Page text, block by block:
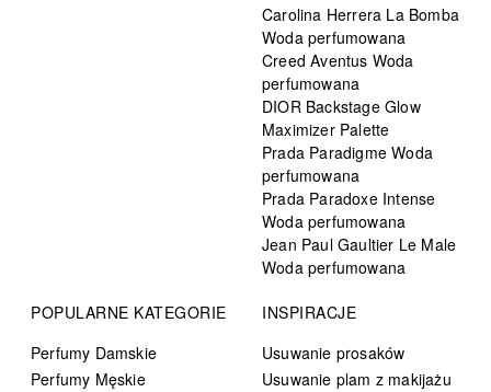
Carolina Herrera La Bomba
Woda perfumowana
Creed Aventus Woda
perfumowana
DIOR Backstage Glow
Maximizer Palette
Prada Paradigme Woda
perfumowana
Prada Paradoxe Intense
Woda perfumowana
Jean Paul Gaultier Le Male
Woda perfumowana
POPULARNE KATEGORIE
Perfumy Damskie
Perfumy Męskie
INSPIRACJE
Usuwanie prosaków
Usuwanie plam z makijażu